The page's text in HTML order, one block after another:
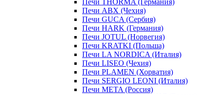
Печи THORMA (Германия)
Печи ABX (Чехия)
Печи GUCA (Сербия)
Печи HARK (Германия)
Печи JOTUL (Норвегия)
Печи KRATKI (Польша)
Печи LA NORDICA (Италия)
Печи LISEO (Чехия)
Печи PLAMEN (Хорватия)
Печи SERGIO LEONI (Италия)
Печи META (Россия)